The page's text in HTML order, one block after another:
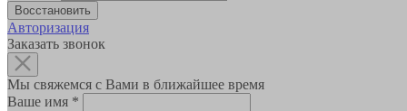
Авторизация
Заказать звонок
Мы свяжемся с Вами в ближайшее время
Ваше имя *